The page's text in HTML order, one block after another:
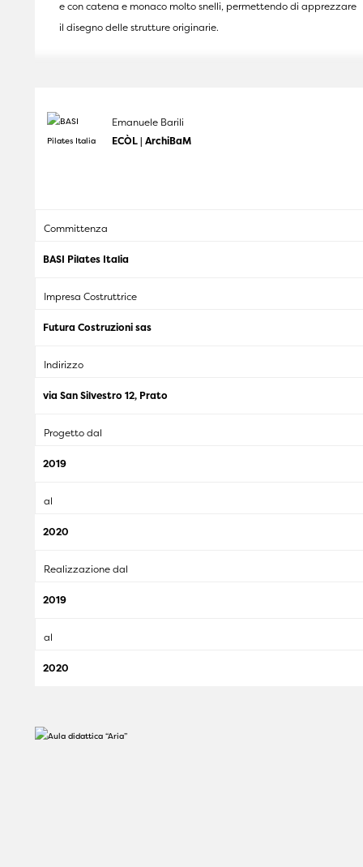
e con catena e monaco molto snelli, permettendo di apprezzare
il disegno delle strutture originarie.
Emanuele Barili
ECÒL | ArchiBaM
Committenza
BASI Pilates Italia
Impresa Costruttrice
Futura Costruzioni sas
Indirizzo
via San Silvestro 12, Prato
Progetto dal
2019
al
2020
Realizzazione dal
2019
al
2020